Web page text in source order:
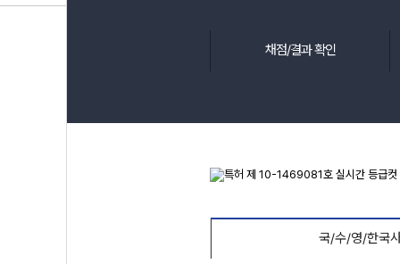
채점/결과 확인
국/수/영/한국